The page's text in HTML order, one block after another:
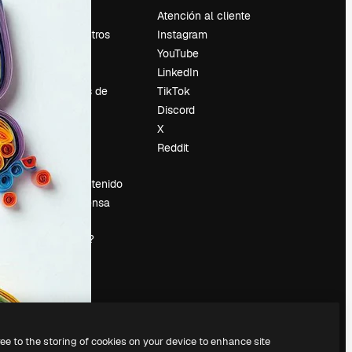
Sobre nosotros
Tendencias de
Slidesgo
Vender contenido
Sala de prensa
magnific.ai?
Atención al cliente
Instagram
YouTube
LinkedIn
TikTok
Discord
X
Reddit
to the storing of cookies on your device to enhance site